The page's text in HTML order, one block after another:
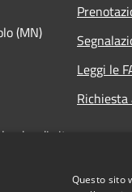
(MN)
Leggi le
Questo sito